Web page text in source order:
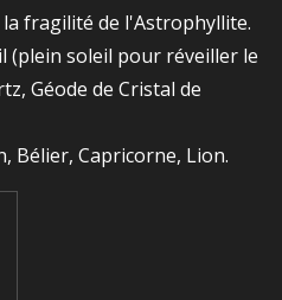
la fragilité de l'Astrophyllite.
(plein soleil pour réveiller le
Géode de Cristal de
Bélier, Capricorne, Lion.